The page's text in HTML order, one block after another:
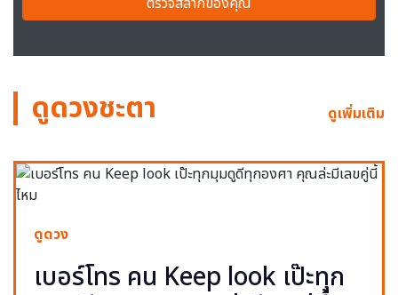
ดูดวงชะตา ดูเพิ่มเติม
ดูดวง
เบอร์โทร คน Keep look เป๊ะทุก